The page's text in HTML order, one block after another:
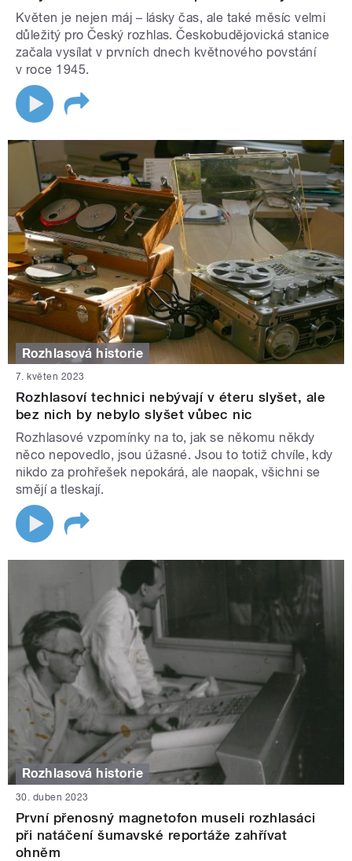
Květen je nejen máj – lásky čas, ale také měsíc velmi
důležitý pro Český rozhlas. Českobudějovická stanice
začala vysílat v prvních dnech květnového povstání
v roce 1945.
Rozhlasová historie
7. květen 2023
Rozhlasoví technici nebývají v éteru slyšet, ale
bez nich by nebylo slyšet vůbec nic
Rozhlasové vzpomínky na to, jak se někomu někdy
něco nepovedlo, jsou úžasné. Jsou to totiž chvíle, kdy
nikdo za prohřešek nepokárá, ale naopak, všichni se
smějí a tleskají.
Rozhlasová historie
30. duben 2023
První přenosný magnetofon museli rozhlasáci
při natáčení šumavské reportáže zahřívat
ohněm